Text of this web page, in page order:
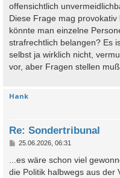
offensichtlich
Diese Frage mag
könnte man einzelne
strafrechtlich belangen? Es
selbst ja wirklich nicht,
vor, aber Fragen stellen
Hank
Re: Sondertribunal
B
i
r
25.06.2026, 06:31
...es wäre schon viel
die Politik halbwegs aus der